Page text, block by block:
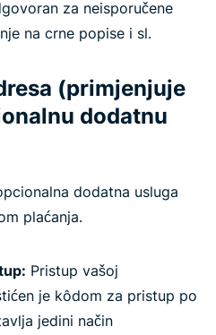
za neisporučene
na crne popise i sl.
(primjenjuje
dodatnu
dodatna usluga
plaćanja.
Pristup vašoj
je kôdom za pristup po
jedini način